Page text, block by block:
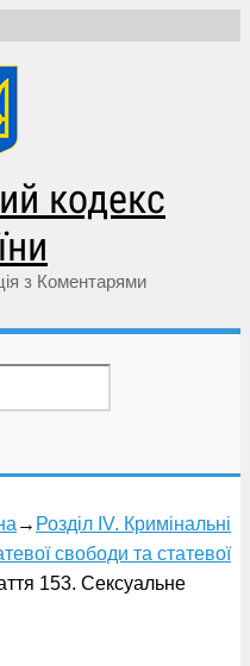
кодекс
з Коментарями
→ Розділ IV. Кримінальні
свободи та статевої
153. Сексуальне